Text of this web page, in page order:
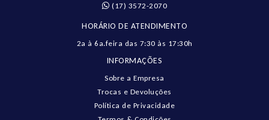
(17) 3572-2070
HORÁRIO DE ATENDIMENTO
2a à 6a.feira das 7:30 às 17:30h
INFORMAÇÕES
Sobre a Empresa
Trocas e Devoluções
Política de Privacidade